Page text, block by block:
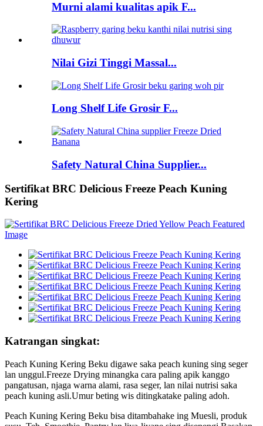
Murni alami kualitas apik F...
Nilai Gizi Tinggi Massal...
Long Shelf Life Grosir F...
Safety Natural China Supplier...
Sertifikat BRC Delicious Freeze Peach Kuning
Kering
Katrangan singkat:
Peach Kuning Kering Beku digawe saka peach kuning sing seger
lan unggul.Freeze Drying minangka cara paling apik kanggo
pangatusan, njaga warna alami, rasa seger, lan nilai nutrisi saka
peach kuning asli.Umur beting wis ditingkatake paling adoh.
Peach Kuning Kering Beku bisa ditambahake ing Muesli, produk